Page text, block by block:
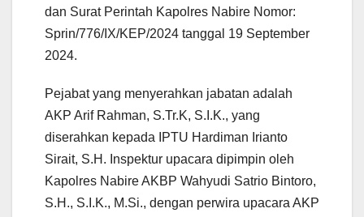
dan Surat Perintah Kapolres Nabire Nomor:
Sprin/776/IX/KEP/2024 tanggal 19 September
2024.
Pejabat yang menyerahkan jabatan adalah
AKP Arif Rahman, S.Tr.K, S.I.K., yang
diserahkan kepada IPTU Hardiman Irianto
Sirait, S.H. Inspektur upacara dipimpin oleh
Kapolres Nabire AKBP Wahyudi Satrio Bintoro,
S.H., S.I.K., M.Si., dengan perwira upacara AKP